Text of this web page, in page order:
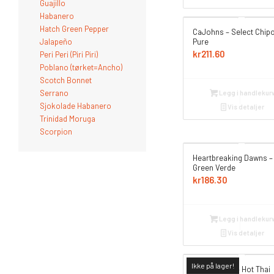
Guajillo
Habanero
Hatch Green Pepper
Jalapeño
Peri Peri (Piri Piri)
Poblano (tørket=Ancho)
Scotch Bonnet
Serrano
Sjokolade Habanero
Trinidad Moruga
Scorpion
CaJohns – Select
Pure
kr211.60
Legg i handlekurv
Vis detaljer
Heartbreaking Dawns
Green Verde
kr186.30
Legg i handlekurv
Vis detaljer
Ikke på lager!
Seed Ranch – Hot Thai